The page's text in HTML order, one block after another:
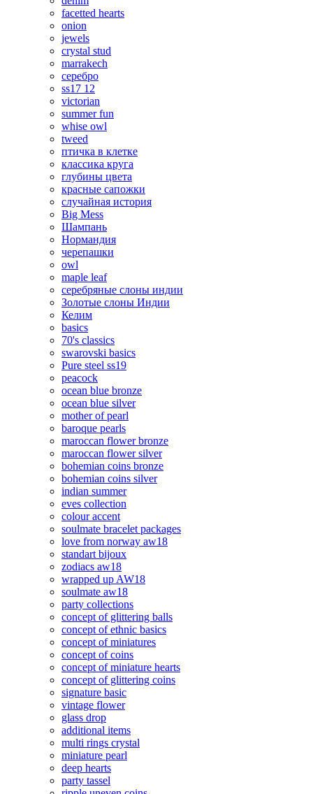
facetted hearts
onion
jewels
crystal stud
marrakech
серебро
ss17 12
victorian
summer fun
whise owl
tweed
птичка в клетке
классика круга
глубины цвета
красные сапожки
случайная история
Big Mess
Шампань
Нормандия
черепашки
owl
maple leaf
серебряные слоны индии
Золотые слоны Индии
Келим
basics
70's classics
swarovski basics
Pure steel ss19
peacock
ocean blue bronze
ocean blue silver
mother of pearl
baroque pearls
maroccan flower bronze
maroccan flower silver
bohemian coins bronze
bohemian coins silver
indian summer
eves collection
colour accent
soulmate bracelet packages
love from norway aw18
standart bijoux
zodiacs aw18
wrapped up AW18
soulmate aw18
party collections
concept of glittering balls
concept of ethnic basics
concept of miniatures
concept of coins
concept of miniature hearts
concept of glittering coins
signature basic
vintage flower
glass drop
additional items
multi rings crystal
miniature pearl
deep hearts
party tassel